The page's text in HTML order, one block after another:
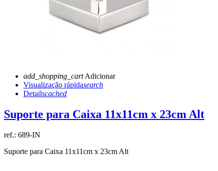
add_shopping_cartAdicionar
Visualização rápidasearch
Detailscached
Suporte para Caixa 11x11cm x 23cm Alt
ref.: 689-IN
Suporte para Caixa 11x11cm x 23cm Alt